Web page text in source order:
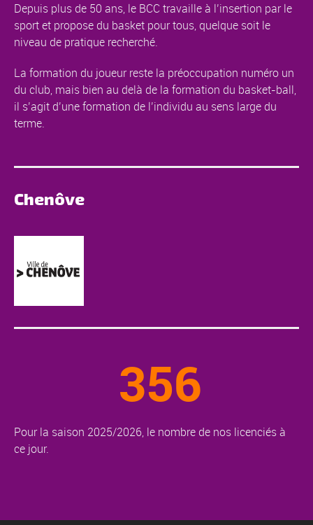
Depuis plus de 50 ans, le BCC travaille à l’insertion par le
sport et propose du basket pour tous, quelque soit le
niveau de pratique recherché.
La formation du joueur reste la préoccupation numéro un
du club, mais bien au delà de la formation du basket-ball,
il s’agit d’une formation de l’individu au sens large du
terme.
Chenôve
356
Pour la saison 2025/2026, le nombre de nos licenciés à
ce jour.